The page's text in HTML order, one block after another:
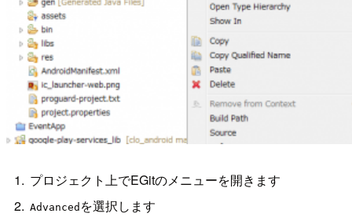
プロジェクト上でEGitのメニューを開きます
Advanced を選択します